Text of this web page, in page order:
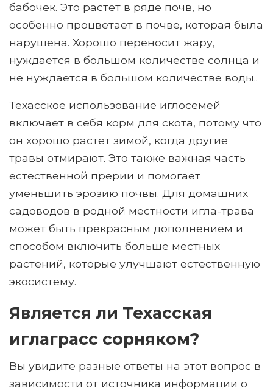
бабочек. Это растет в ряде почв, но
особенно процветает в почве, которая была
нарушена. Хорошо переносит жару,
нуждается в большом количестве солнца и
не нуждается в большом количестве воды..
Техасское использование иглосемей
включает в себя корм для скота, потому что
он хорошо растет зимой, когда другие
травы отмирают. Это также важная часть
естественной прерии и помогает
уменьшить эрозию почвы. Для домашних
садоводов в родной местности игла-трава
может быть прекрасным дополнением и
способом включить больше местных
растений, которые улучшают естественную
экосистему.
Является ли Техасская
иглаграсс сорняком?
Вы увидите разные ответы на этот вопрос в
зависимости от источника информации о